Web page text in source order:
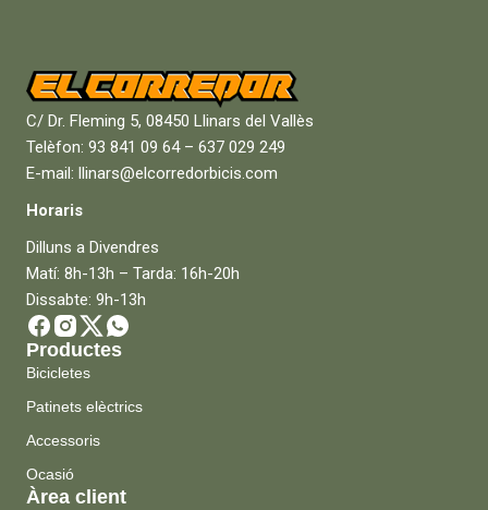
C/ Dr. Fleming 5, 08450 Llinars del Vallès
Telèfon: 93 841 09 64 – 637 029 249
E-mail: llinars@elcorredorbicis.com
Horaris
Dilluns a Divendres
Matí: 8h-13h – Tarda: 16h-20h
Dissabte: 9h-13h
Productes
Bicicletes
Patinets elèctrics
Accessoris
Ocasió
Àrea client